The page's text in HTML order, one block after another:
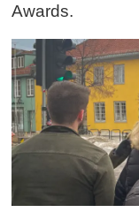
Awards.